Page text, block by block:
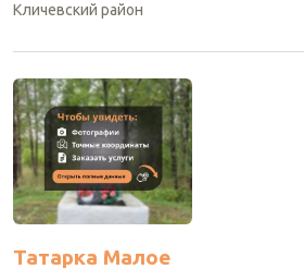
Кличевский район
Татарка Малое